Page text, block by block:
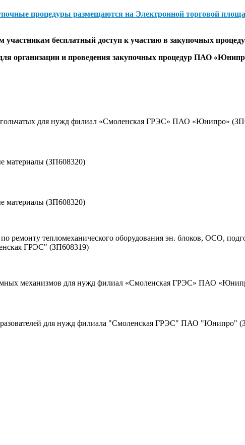
процедуры размещаются на Электронной торговой
бесплатный доступ к участию в закупочных
организации и проведения закупочных процедур ПАО
для нужд филиал «Смоленская ГРЭС» ПАО «Юнипро»
материалы (ЗП608320)
материалы (ЗП608320)
ремонту тепломеханического оборудования эн. блоков, ОСО,
ГРЭС" (ЗП608319)
механизмов для нужд филиал «Смоленская ГРЭС» ПАО
для нужд филиала "Смоленская ГРЭС" ПАО "Юнипро"